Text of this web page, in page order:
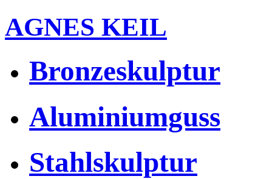
AGNES KEIL
Bronzeskulptur
Aluminiumguss
Stahlskulptur